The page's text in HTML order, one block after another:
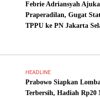
Febrie Adriansyah
Praperadilan, Gugat
TPPU ke PN Jakarta
HEADLINE
Prabowo Siapkan
Terbersih, Hadiah